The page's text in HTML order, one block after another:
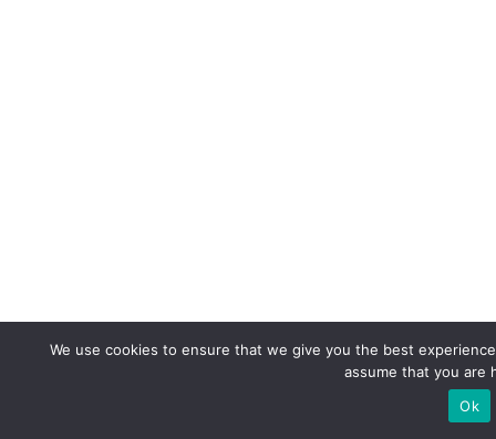
We use cookies to ensure that we give you the best
assume that you are
Ok